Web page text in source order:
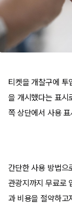
티켓을 개찰구에 투
을 개시했다는 표시
쪽 상단에서 사용
간단한 사용 방법으
관광지까지 무료로
과 비용을 절약하고